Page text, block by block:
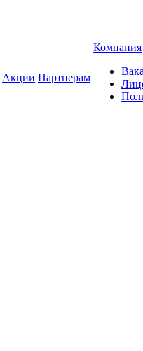
Акции Партнерам
Компания